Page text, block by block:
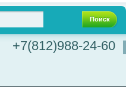
Поиск
+7(812)988-24-60